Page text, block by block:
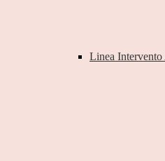
Linea Intervento